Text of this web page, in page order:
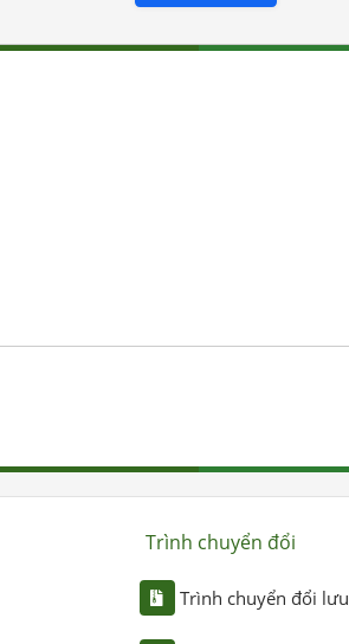
Trình chuyển đổi
Trình chuyển đổi